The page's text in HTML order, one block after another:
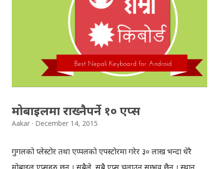
पाउनेछन् । अब ट्रेन्डिङ भिडियो सेक्सनमा नेपालमा रुचाइएका,
चलिरहेका भिडियोहरु देखिनेछ । तपाईले हेर्ने भिडियोहरु या भनौँ
तपाईको भिडियो हेर्ने शैलीको अनुसन्धान गरेर, गुगल'ले तपाईलाई
मनपर्न सक्ने भिडियोहरु देखाउँदै आएकोछ । अब यो लिस्टमा नेपालमा
प्रचलनमा रहेका भिडियोहरु पनि थपिनेछन्। नेपाललाई लक्षित गरेर
मोबाइलमा राख्नैपर्ने १० एप्स
Aakar December 14, 2015
गुगलको प्लेस्टोर तथा एप्पलको एपस्टोरमा गरेर ३० लाख भन्दा धेरै